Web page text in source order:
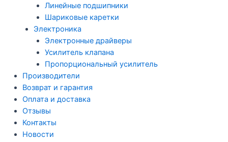
Линейные подшипники
Шариковые каретки
Электроника
Электронные драйверы
Усилитель клапана
Пропорциональный усилитель
Производители
Возврат и гарантия
Оплата и доставка
Отзывы
Контакты
Новости